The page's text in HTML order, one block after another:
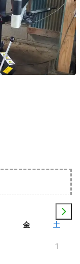
金 土
1